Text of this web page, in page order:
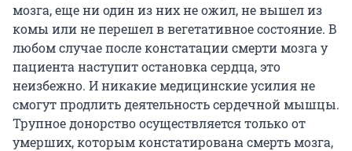
мозга, еще ни один из них не ожил, не вышел из
комы или не перешел в вегетативное состояние. В
любом случае после констатации смерти мозга у
пациента наступит остановка сердца, это
неизбежно. И никакие медицинские усилия не
смогут продлить деятельность сердечной мышцы.
Трупное донорство осуществляется только от
умерших, которым констатирована смерть мозга,